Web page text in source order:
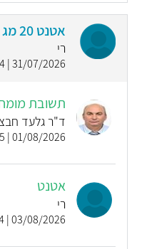
אטנט 20 מג
רי
31/07/2026 | 14:44
תשובת
ד"ר גלעד
01/08/2026 | 15:55
אטנט
רי
03/08/2026 | 15:24